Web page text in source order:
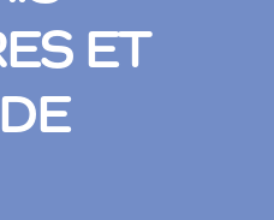
ET